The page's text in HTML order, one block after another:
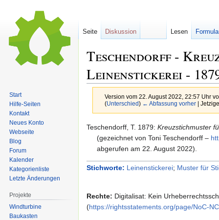
Teschendorff -
Leinenstickerei -
Version vom 22. August 2022, 22:57 Uhr
(Unterschied) ← Abfassung vorher|
Zur
Navigation
springen
Zur
Suche
springen
Teschendorff, T. 1879: Kreuzstichmuster
(gezeichnet von Toni Teschendorff –
abgerufen am 22. August 2022).
Stichworte: Leinenstickerei; Muster für
Rechte: Digitalisat: Kein
(https://rightsstatements.org/page/NoC-
Seite Diskussion Lesen
Start
Hilfe-Seiten
Kontakt
Neues Konto
Webseite
Blog
Forum
Kalender
Kategorienliste
Letzte Änderungen
Projekte
Windturbine
Baukasten